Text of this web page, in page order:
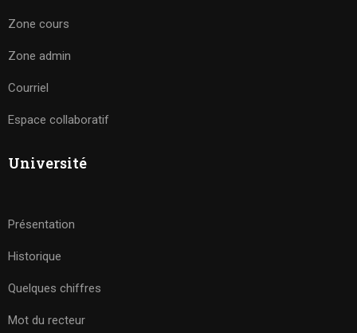
Zone cours
Zone admin
Courriel
Espace collaboratif
Université
Présentation
Historique
Quelques chiffres
Mot du recteur